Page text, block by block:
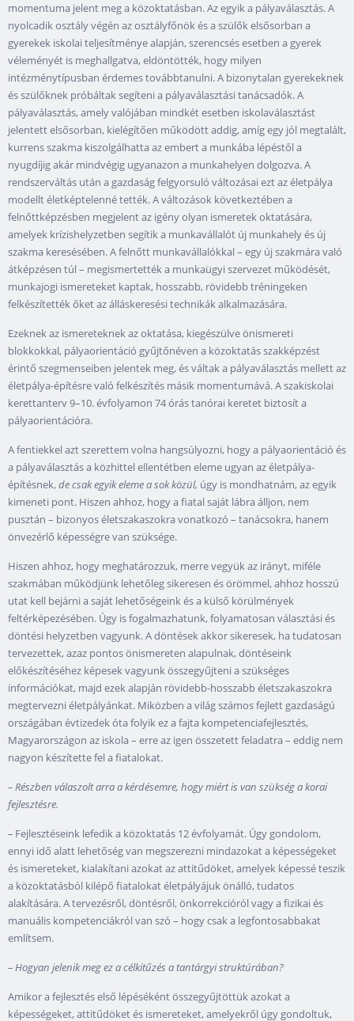
momentuma jelent meg a közoktatásban. Az egyik a pályaválasztás. A
nyolcadik osztály végén az osztályfőnök és a szülők elsősorban a
gyerekek iskolai teljesítménye alapján, szerencsés esetben a gyerek
véleményét is meghallgatva, eldöntötték, hogy milyen
intézménytípusban érdemes továbbtanulni. A bizonytalan gyerekeknek
és szülőknek próbáltak segíteni a pályaválasztási tanácsadók. A
pályaválasztás, amely valójában mindkét esetben iskolaválasztást
jelentett elsősorban, kielégítően működött addig, amíg egy jól megtalált,
kurrens szakma kiszolgálhatta az embert a munkába lépéstől a
nyugdíjig akár mindvégig ugyanazon a munkahelyen dolgozva. A
rendszerváltás után a gazdaság felgyorsuló változásai ezt az életpálya
modellt életképtelenné tették. A változások következtében a
felnőttképzésben megjelent az igény olyan ismeretek oktatására,
amelyek krízishelyzetben segítik a munkavállalót új munkahely és új
szakma keresésében. A felnőtt munkavállalókkal – egy új szakmára való
átképzésen túl – megismertették a munkaügyi szervezet működését,
munkajogi ismereteket kaptak, hosszabb, rövidebb tréningeken
felkészítették őket az álláskeresési technikák alkalmazására.
Ezeknek az ismereteknek az oktatása, kiegészülve önismereti
blokkokkal, pályaorientáció gyűjtőnéven a közoktatás szakképzést
érintő szegmenseiben jelentek meg, és váltak a pályaválasztás mellett az
életpálya-építésre való felkészítés másik momentumává. A szakiskolai
kerettanterv 9–10. évfolyamon 74 órás tanórai keretet biztosít a
pályaorientációra.
A fentiekkel azt szerettem volna hangsúlyozni, hogy a pályaorientáció és
a pályaválasztás a közhittel ellentétben eleme ugyan az életpálya-
építésnek,de csak egyik eleme a sok közül, úgy is mondhatnám, az egyik
kimeneti pont. Hiszen ahhoz, hogy a fiatal saját lábra álljon, nem
pusztán – bizonyos életszakaszokra vonatkozó – tanácsokra, hanem
önvezérlő képességre van szüksége.
Hiszen ahhoz, hogy meghatározzuk, merre vegyük az irányt, miféle
szakmában működjünk lehetőleg sikeresen és örömmel, ahhoz hosszú
utat kell bejárni a saját lehetőségeink és a külső körülmények
feltérképezésében. Úgy is fogalmazhatunk, folyamatosan választási és
döntési helyzetben vagyunk. A döntések akkor sikeresek, ha tudatosan
tervezettek, azaz pontos önismereten alapulnak, döntéseink
előkészítéséhez képesek vagyunk összegyűjteni a szükséges
információkat, majd ezek alapján rövidebb-hosszabb életszakaszokra
megtervezni életpályánkat. Miközben a világ számos fejlett gazdaságú
országában évtizedek óta folyik ez a fajta kompetenciafejlesztés,
Magyarországon az iskola – erre az igen összetett feladatra – eddig nem
nagyon készítette fel a fiatalokat.
–Részben válaszolt arra a kérdésemre, hogy miért is van szükség a korai
fejlesztésre.
– Fejlesztéseink lefedik a közoktatás 12 évfolyamát. Úgy gondolom,
ennyi idő alatt lehetőség van megszerezni mindazokat a képességeket
és ismereteket, kialakítani azokat az attitűdöket, amelyek képessé teszik
a közoktatásból kilépő fiatalokat életpályájuk önálló, tudatos
alakítására. A tervezésről, döntésről, önkorrekcióról vagy a fizikai és
manuális kompetenciákról van szó – hogy csak a legfontosabbakat
említsem.
–Hogyan jelenik meg ez a célkitűzés a tantárgyi struktúrában?
Amikor a fejlesztés első lépéséként összegyűjtöttük azokat a
képességeket, attitűdöket és ismereteket, amelyekről úgy gondoltuk,